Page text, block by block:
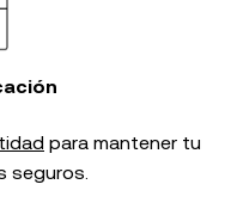
para mantener tu
seguros.